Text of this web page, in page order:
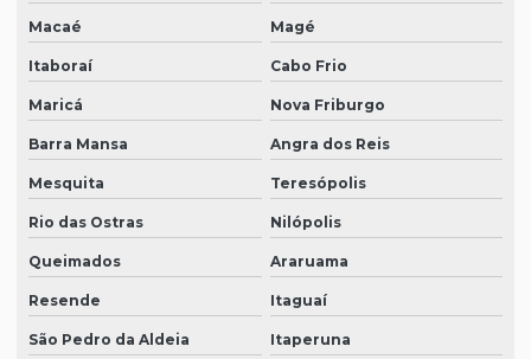
Macaé Magé
Itaboraí Cabo Frio
Maricá Nova Friburgo
Barra Mansa Angra dos Reis
Mesquita Teresópolis
Rio das Ostras Nilópolis
Queimados Araruama
Resende Itaguaí
São Pedro da Aldeia Itaperuna